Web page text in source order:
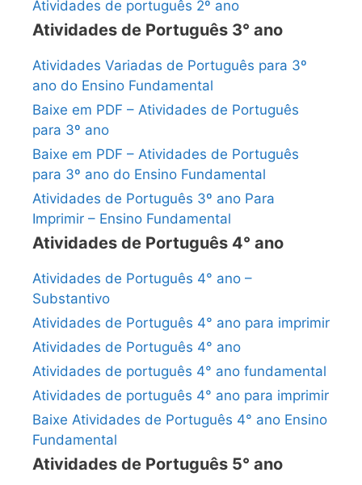
Atividades de português 2º ano
Atividades de Português 3° ano
Atividades Variadas de Português para 3º
ano do Ensino Fundamental
Baixe em PDF – Atividades de Português
para 3º ano
Baixe em PDF – Atividades de Português
para 3º ano do Ensino Fundamental
Atividades de Português 3º ano Para
Imprimir – Ensino Fundamental
Atividades de Português 4° ano
Atividades de Português 4° ano –
Substantivo
Atividades de Português 4° ano para imprimir
Atividades de Português 4° ano
Atividades de português 4° ano fundamental
Atividades de português 4° ano para imprimir
Baixe Atividades de Português 4° ano Ensino
Fundamental
Atividades de Português 5° ano